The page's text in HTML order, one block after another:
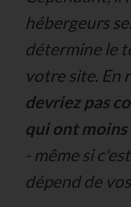
hébergeurs
détermine le
votre site. En
devriez pas
qui ont
- même si
dépend de